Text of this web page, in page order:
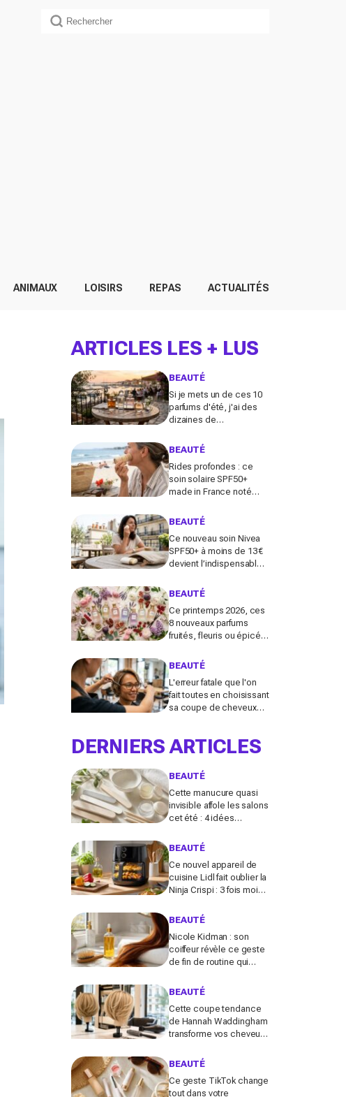
ANIMAUX LOISIRS REPAS ACTUALITÉS
ARTICLES LES + LUS
BEAUTÉ
Si je mets un de ces 10
parfums d'été, j'ai des
dizaines de
journée
BEAUTÉ
Rides profondes : ce
soin solaire SPF50+
made in France noté
de freiner leur apparition
BEAUTÉ
Ce nouveau soin Nivea
SPF50+ à moins de 13 €
devient l’indispensable
pour éviter les dégâts du
BEAUTÉ
Ce printemps 2026, ces
8 nouveaux parfums
fruités, fleuris ou épicés
Guerlain vont booster
BEAUTÉ
L'erreur fatale que l'on
fait toutes en choisissant
sa coupe de cheveux
DERNIERS ARTICLES
BEAUTÉ
Cette manucure quasi
invisible affole les salons
cet été : 4 idées
des ongles brillants sans
BEAUTÉ
Ce nouvel appareil de
cuisine Lidl fait oublier la
Ninja Crispi : 3 fois moins
regrettent déjà d’avoir
BEAUTÉ
Nicole Kidman : son
coiffeur révèle ce geste
de fin de routine qui
que vous zappez
BEAUTÉ
Cette coupe tendance
de Hannah Waddingham
transforme vos cheveux
(et les coiffeurs n’en
BEAUTÉ
Ce geste TikTok change
tout dans votre